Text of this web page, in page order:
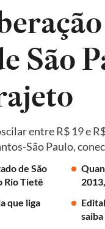
São
entre R$ 19 e
São Paulo,
de São
Rio Tietê
que liga